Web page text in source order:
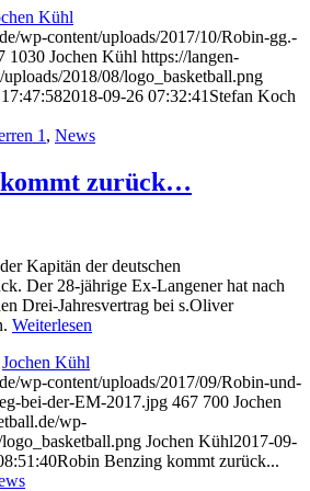
Kühl
wp-content/uploads/2017/10/Robin-gg.-
1030 Jochen Kühl https://langen-
2018/08/logo_basketball.png
2018-09-26 07:32:41 Stefan Koch
1 , News
zurück…
Kapitän der deutschen
Der 28-jährige Ex-Langener hat nach
Drei-Jahresvertrag bei s.Oliver
Weiterlesen
Jochen Kühl
wp-content/uploads/2017/09/Robin-und-
bei-der-EM-2017.jpg 467 700 Jochen
wp-
Jochen Kühl2017-09-
Robin Benzing kommt zurück...